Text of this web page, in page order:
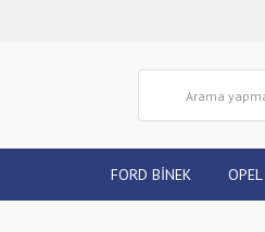
FORD BİNEK OPEL